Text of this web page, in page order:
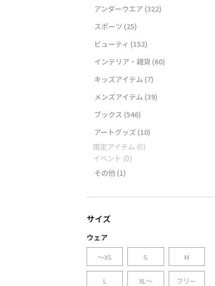
アンダーウエア (322)
スポーツ (25)
ビューティ (152)
インテリア・雑貨 (60)
キッズアイテム (7)
メンズアイテム (39)
ブックス (546)
アートグッズ (10)
限定アイテム (0)
イベント (0)
その他 (1)
ウェア
～XS S M
L XL～ フリー